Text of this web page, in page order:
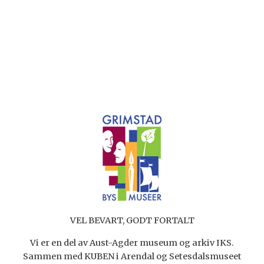
VEL BEVART, GODT FORTALT
Vi er en del av Aust-Agder museum og arkiv IKS.
Sammen med KUBEN i Arendal og Setesdalsmuseet